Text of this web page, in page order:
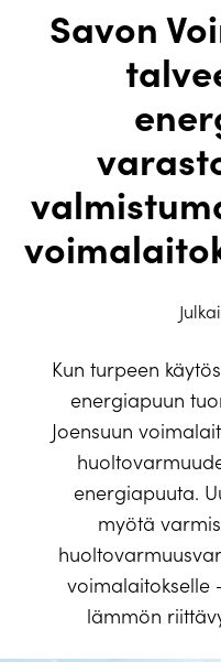
Savon
Kun turpeen
energiapuun
Joensuun
energiapuuta.
myötä
voimalaitokselle
lämmön